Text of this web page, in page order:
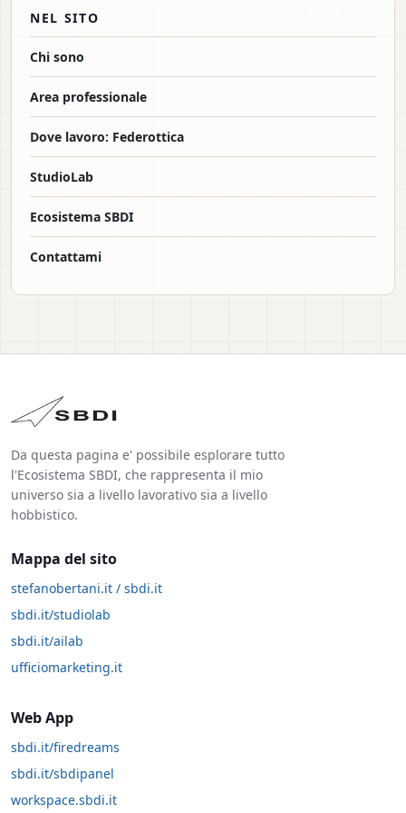
NEL SITO
Chi sono
Area professionale
Dove lavoro: Federottica
StudioLab
Ecosistema SBDI
Contattami
Da questa pagina e' possibile esplorare tutto
l'Ecosistema SBDI, che rappresenta il mio
universo sia a livello lavorativo sia a livello
hobbistico.
Mappa del sito
stefanobertani.it / sbdi.it
sbdi.it/studiolab
sbdi.it/ailab
ufficiomarketing.it
Web App
sbdi.it/firedreams
sbdi.it/sbdipanel
workspace.sbdi.it